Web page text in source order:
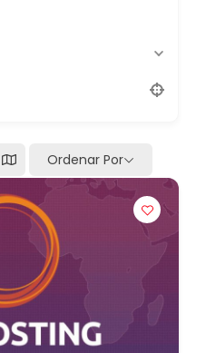
Ordenar Por